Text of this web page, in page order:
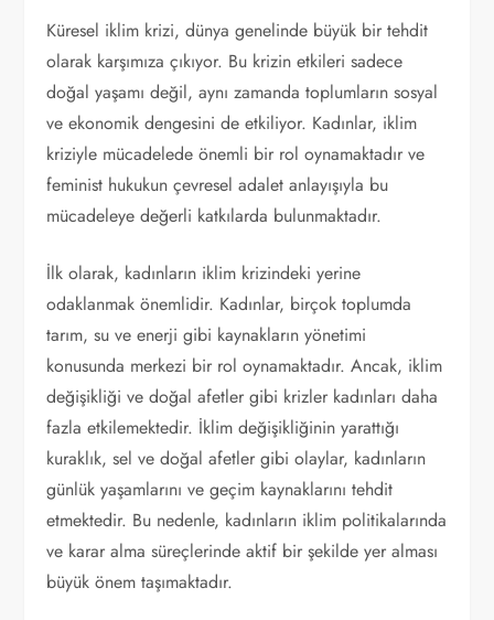
Küresel iklim krizi, dünya genelinde büyük bir tehdit
olarak karşımıza çıkıyor. Bu krizin etkileri sadece
doğal yaşamı değil, aynı zamanda toplumların sosyal
ve ekonomik dengesini de etkiliyor. Kadınlar, iklim
kriziyle mücadelede önemli bir rol oynamaktadır ve
feminist hukukun çevresel adalet anlayışıyla bu
mücadeleye değerli katkılarda bulunmaktadır.
İlk olarak, kadınların iklim krizindeki yerine
odaklanmak önemlidir. Kadınlar, birçok toplumda
tarım, su ve enerji gibi kaynakların yönetimi
konusunda merkezi bir rol oynamaktadır. Ancak, iklim
değişikliği ve doğal afetler gibi krizler kadınları daha
fazla etkilemektedir. İklim değişikliğinin yarattığı
kuraklık, sel ve doğal afetler gibi olaylar, kadınların
günlük yaşamlarını ve geçim kaynaklarını tehdit
etmektedir. Bu nedenle, kadınların iklim politikalarında
ve karar alma süreçlerinde aktif bir şekilde yer alması
büyük önem taşımaktadır.